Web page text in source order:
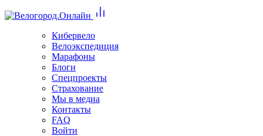
Кибервело
Велоэкспедиция
Марафоны
Блоги
Спецпроекты
Страхование
Мы в медиа
Контакты
FAQ
Войти